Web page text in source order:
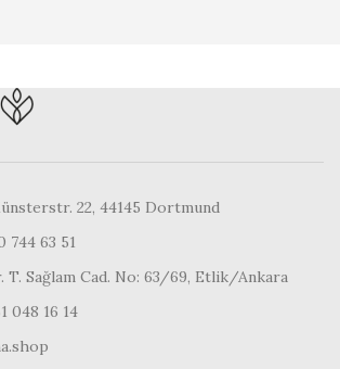
22, 44145 Dortmund
744 63 51
T. Sağlam Cad. No: 63/69, Etlik/Ankara
048 16 14